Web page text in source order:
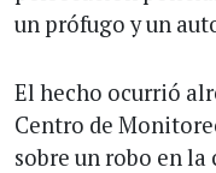
un prófugo y un
El hecho ocurrió
Centro de
sobre un robo en